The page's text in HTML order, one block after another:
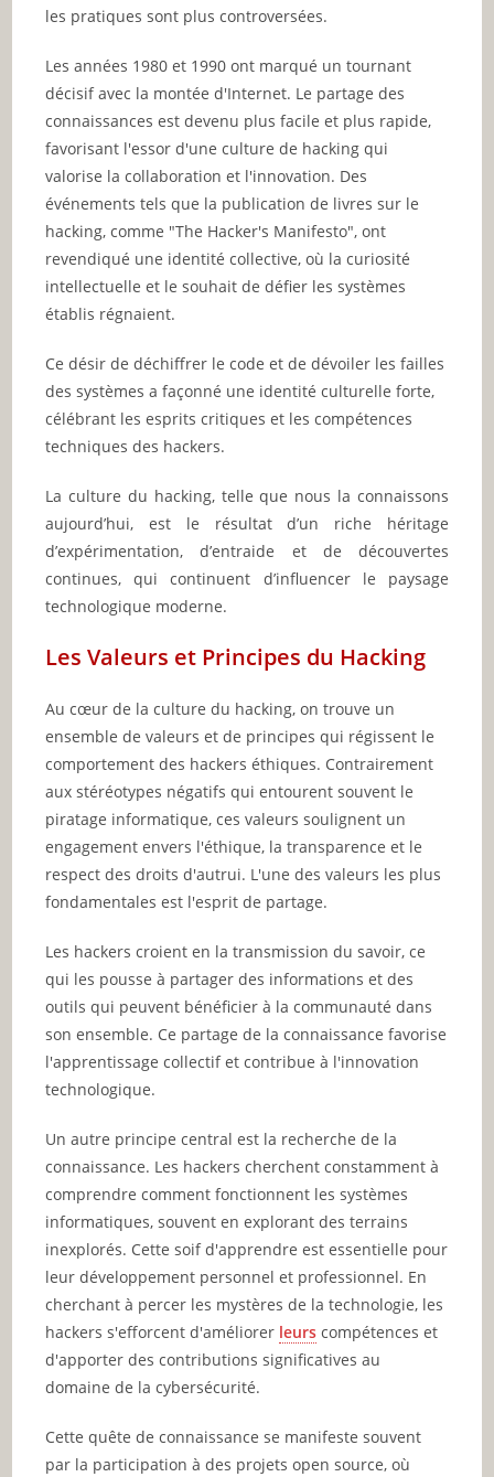
les pratiques sont plus controversées.
Les années 1980 et 1990 ont marqué un tournant
décisif avec la montée d'Internet. Le partage des
connaissances est devenu plus facile et plus rapide,
favorisant l'essor d'une culture de hacking qui
valorise la collaboration et l'innovation. Des
événements tels que la publication de livres sur le
hacking, comme "The Hacker's Manifesto", ont
revendiqué une identité collective, où la curiosité
intellectuelle et le souhait de défier les systèmes
établis régnaient.
Ce désir de déchiffrer le code et de dévoiler les failles
des systèmes a façonné une identité culturelle forte,
célébrant les esprits critiques et les compétences
techniques des hackers.
La culture du hacking, telle que nous la connaissons
aujourd’hui, est le résultat d’un riche héritage
d’expérimentation, d’entraide et de découvertes
continues, qui continuent d’influencer le paysage
technologique moderne.
Les Valeurs et Principes du Hacking
Au cœur de la culture du hacking, on trouve un
ensemble de valeurs et de principes qui régissent le
comportement des hackers éthiques. Contrairement
aux stéréotypes négatifs qui entourent souvent le
piratage informatique, ces valeurs soulignent un
engagement envers l'éthique, la transparence et le
respect des droits d'autrui. L'une des valeurs les plus
fondamentales est l'esprit de partage.
Les hackers croient en la transmission du savoir, ce
qui les pousse à partager des informations et des
outils qui peuvent bénéficier à la communauté dans
son ensemble. Ce partage de la connaissance favorise
l'apprentissage collectif et contribue à l'innovation
technologique.
Un autre principe central est la recherche de la
connaissance. Les hackers cherchent constamment à
comprendre comment fonctionnent les systèmes
informatiques, souvent en explorant des terrains
inexplorés. Cette soif d'apprendre est essentielle pour
leur développement personnel et professionnel. En
cherchant à percer les mystères de la technologie, les
hackers s'efforcent d'améliorer leurs compétences et
d'apporter des contributions significatives au
domaine de la cybersécurité.
Cette quête de connaissance se manifeste souvent
par la participation à des projets open source, où